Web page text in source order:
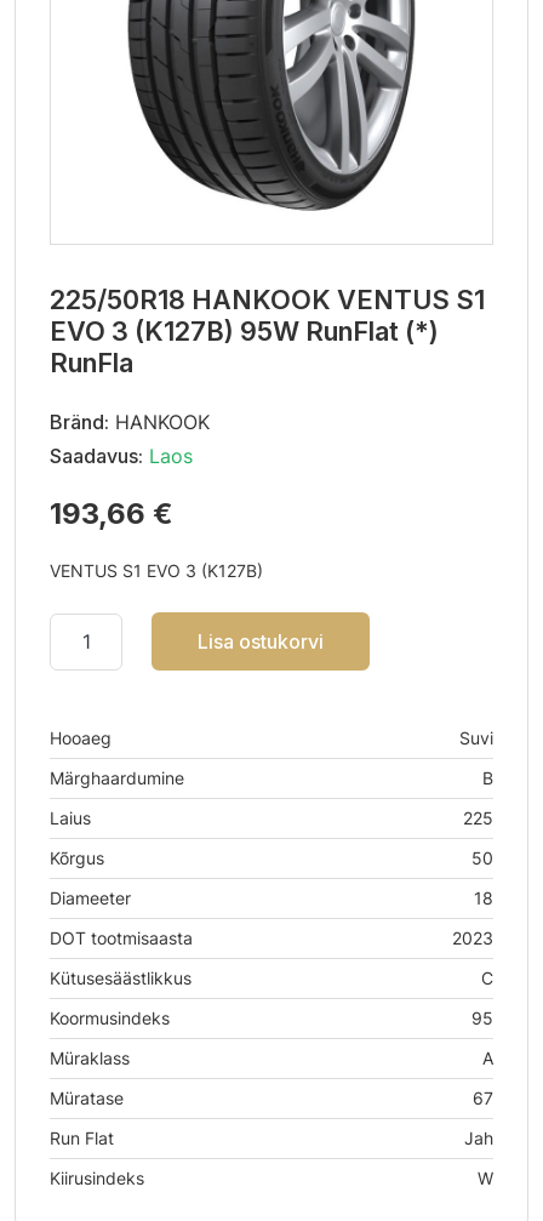
225/50R18 HANKOOK VENTUS S1
EVO 3 (K127B) 95W RunFlat (*)
RunFla
Bränd: HANKOOK
Saadavus: Laos
193,66 €
VENTUS S1 EVO 3 (K127B)
Lisa ostukorvi
Hooaeg
Suvi
Märghaardumine
B
Laius
225
Kõrgus
50
Diameeter
18
DOT tootmisaasta
2023
Kütusesäästlikkus
C
Koormusindeks
95
Müraklass
A
Müratase
67
Run Flat
Jah
Kiirusindeks
W